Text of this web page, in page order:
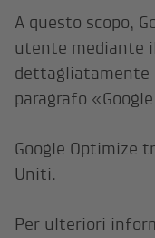
A questo scopo,
utente mediante
dettagliatamente
paragrafo
Google Optimize
Uniti.
Per ulteriori